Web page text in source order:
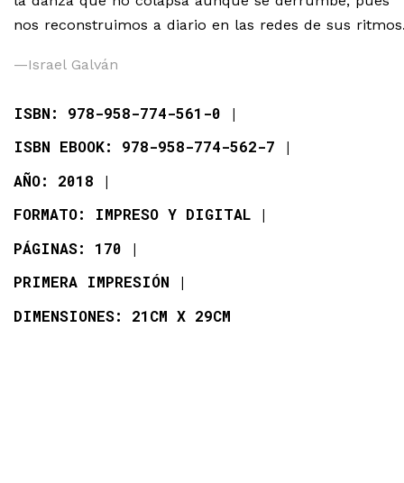
nos reconstruimos a diario en las redes de sus
—Israel Galván
ISBN: 978-958-774-561-0
ISBN EBOOK: 978-958-774-562-7
AÑO: 2018
FORMATO: IMPRESO Y DIGITAL
PÁGINAS: 170
PRIMERA IMPRESIÓN
DIMENSIONES: 21CM X 29CM